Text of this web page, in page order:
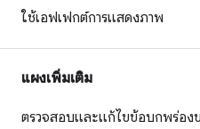
ใช้เอฟเฟกต์การแสดงภาพ
แผงเพิ่มเติม
ตรวจสอบและแก้ไขข้อบกพร่อง